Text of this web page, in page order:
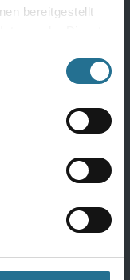
bereitgestellt
der Dienste